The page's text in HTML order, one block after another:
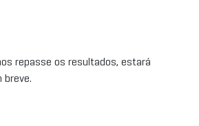
repasse os resultados, estará
breve.